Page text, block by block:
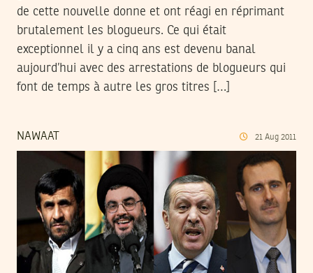
de cette nouvelle donne et ont réagi en réprimant
brutalement les blogueurs. Ce qui était
exceptionnel il y a cinq ans est devenu banal
aujourd’hui avec des arrestations de blogueurs qui
font de temps à autre les gros titres […]
NAWAAT 21 Aug 2011